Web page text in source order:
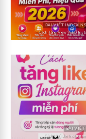
BÀI VIẾT
Cách Tăng View Video
BÀI VIẾT
Cách tăng like